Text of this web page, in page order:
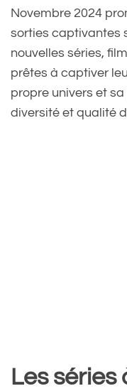
Novembre 2024
sorties captivantes
nouvelles séries,
prêtes à captiver
propre univers et
diversité et qualité
Les séries